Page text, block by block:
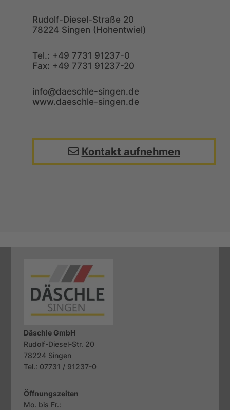
Rudolf-Diesel-Straße 20
78224 Singen (Hohentwiel)
Tel.: +49 7731 91237-0
Fax: +49 7731 91237-20
info@daeschle-singen.de
www.daeschle-singen.de
Kontakt aufnehmen
Däschle GmbH
Rudolf-Diesel-Str. 20
78224 Singen
Tel.: 07731 / 91237-0
Öffnungszeiten
Mo. bis Fr.: